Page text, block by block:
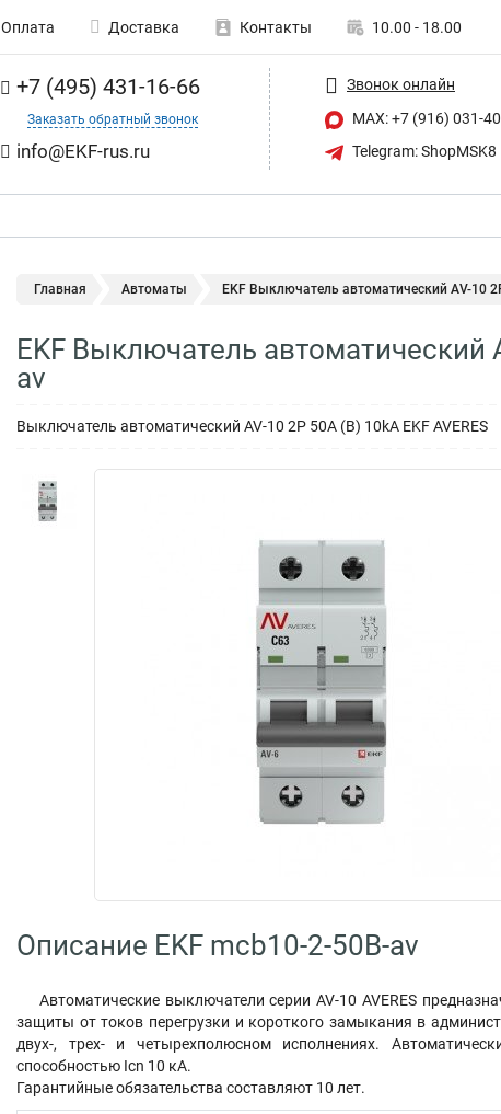
Оплата Доставка Контакты 10.00 - 18.00
+7 (495) 431-16-66
Заказать обратный звонок
info@EKF-rus.ru
Звонок онлайн
MAX: +7 (916) 031-
Telegram: ShopMSK8
Главная Автоматы EKF Выключатель автоматический AV-10
EKF Выключатель автоматический
av
Выключатель автоматический AV-10 2P 50A (B) 10kA EKF AVERES
Описание EKF mcb10-2-50B-av
Автоматические выключатели серии AV-10 AVERES
защиты от токов перегрузки и короткого замыкания в
двух-, трех- и четырехполюсном исполнениях.
способностью Icn 10 кА.
Гарантийные обязательства составляют 10 лет.